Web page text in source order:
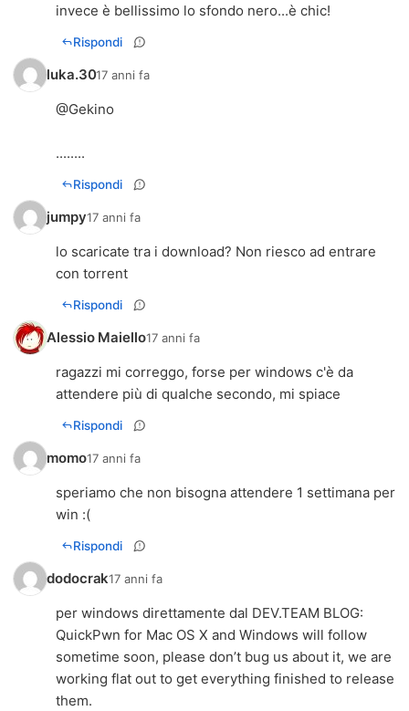
invece è bellissimo lo sfondo nero...è chic!
Rispondi
luka.3017 anni fa
@Gekino
........
Rispondi
jumpy17 anni fa
lo scaricate tra i download? Non riesco ad entrare
con torrent
Rispondi
Alessio Maiello17 anni fa
ragazzi mi correggo, forse per windows c'è da
attendere più di qualche secondo, mi spiace
Rispondi
momo17 anni fa
speriamo che non bisogna attendere 1 settimana per
win :(
Rispondi
dodocrak17 anni fa
per windows direttamente dal DEV.TEAM BLOG:
QuickPwn for Mac OS X and Windows will follow
sometime soon, please don’t bug us about it, we are
working flat out to get everything finished to release
them.